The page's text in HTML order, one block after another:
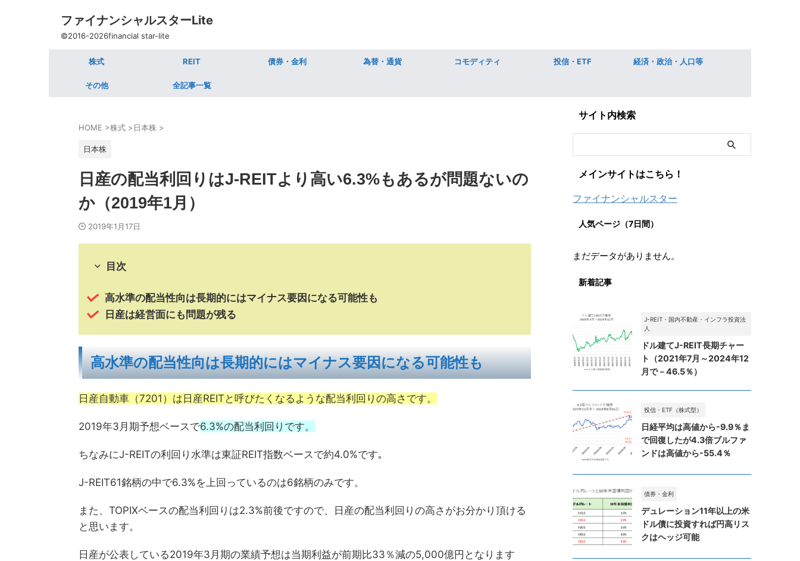
ファイナンシャルスターLite
©2016-2026financial star-lite
株式 REIT 債券・金利 為替・通貨 コモディティ 投信・ETF 経済・政治・人口等
その他 全記事一覧
HOME >株式 >日本株 >
日本株
日産の配当利回りはJ-REITより高い6.3%もあるが問題ないの
か（2019年1月）
2019年1月17日
目次
高水準の配当性向は長期的にはマイナス要因になる可能性も
日産は経営面にも問題が残る
高水準の配当性向は長期的にはマイナス要因になる可能性も
日産自動車（7201）は日産REITと呼びたくなるような配当利回りの高さです。
2019年3月期予想ベースで6.3%の配当利回りです。
ちなみにJ-REITの利回り水準は東証REIT指数ベースで約4.0%です｡
J-REIT61銘柄の中で6.3%を上回っているのは6銘柄のみです。
また、TOPIXベースの配当利回りは2.3%前後ですので、日産の配当利回りの高さがお分かり頂ける
と思います。
日産が公表している2019年3月期の業績予想は当期利益が前期比33％減の5,000億円となります
サイト内検索
メインサイトはこちら！
ファイナンシャルスター
人気ページ（7日間）
まだデータがありません。
新着記事
J-REIT・国内不動産・インフラ投資法
人
ドル建てJ-REIT長期チャー
ト（2021年7月～2024年12
月で－46.5％）
投信・ETF（株式型）
日経平均は高値から-9.9％ま
で回復したが4.3倍ブルファ
ンドは高値から-55.4％
債券・金利
デュレーション11年以上の米
ドル債に投資すれば円高リス
クはヘッジ可能